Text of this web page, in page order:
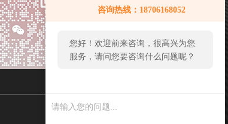
咨询热线：18706168052
您好！欢迎前来咨询，很高兴为您
服务，请问您要咨询什么问题呢？
传真：
地址：江苏省江阴市南闸东盟路5号